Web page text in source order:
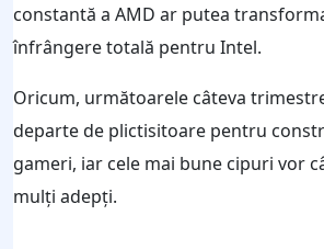
constantă a AMD ar putea
înfrângere totală pentru Intel.
Oricum, următoarele câteva
departe de plictisitoare pentru
gameri, iar cele mai bune cipuri vor
mulți adepți.